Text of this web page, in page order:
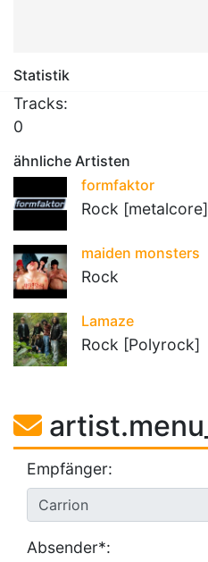
Statistik
Tracks:
0
ähnliche Artisten
formfaktor
Rock [metalcore]
maiden monsters
Rock
Lamaze
Rock [Polyrock]
Empfänger:
Absender*: